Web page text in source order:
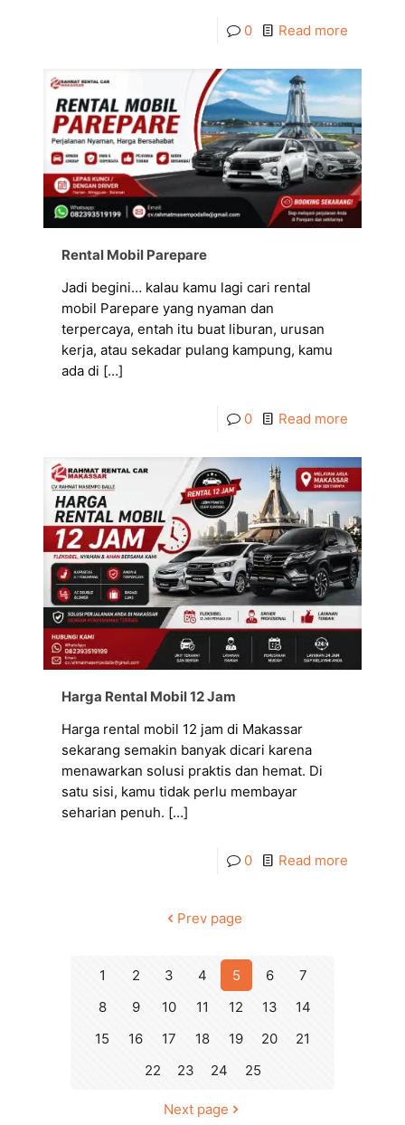
0 Read more
Rental Mobil Parepare
Jadi begini… kalau kamu lagi cari rental
mobil Parepare yang nyaman dan
terpercaya, entah itu buat liburan, urusan
kerja, atau sekadar pulang kampung, kamu
ada di […]
0 Read more
Harga Rental Mobil 12 Jam
Harga rental mobil 12 jam di Makassar
sekarang semakin banyak dicari karena
menawarkan solusi praktis dan hemat. Di
satu sisi, kamu tidak perlu membayar
seharian penuh. […]
0 Read more
Prev page
1 2 3 4 5 6
7
8
9 10 11 12 13
14
15
16 17 18 19 20
21
22
23 24 25
Next page